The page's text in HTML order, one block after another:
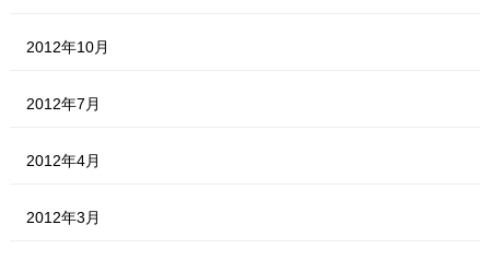
2012年10月
2012年7月
2012年4月
2012年3月